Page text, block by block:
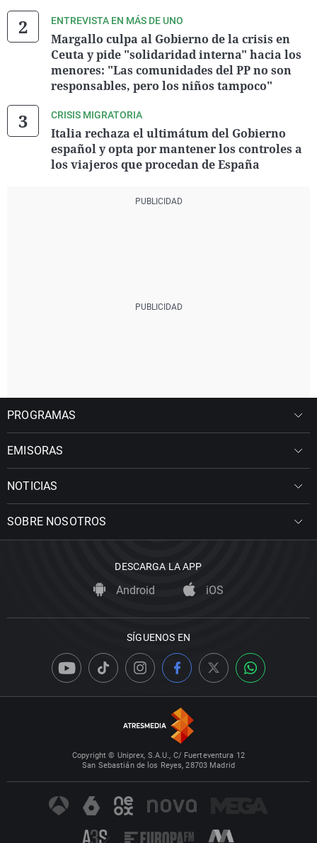
ENTREVISTA EN MÁS DE UNO
Margallo culpa al Gobierno de la crisis en
Ceuta y pide "solidaridad interna" hacia los
menores: "Las comunidades del PP no son
responsables, pero los niños tampoco"
CRISIS MIGRATORIA
Italia rechaza el ultimátum del Gobierno
español y opta por mantener los controles a
los viajeros que procedan de España
PROGRAMAS
EMISORAS
NOTICIAS
SOBRE NOSOTROS
DESCARGA LA APP
Android iOS
SÍGUENOS EN
Copyright © Uniprex, S.A.U., C/ Fuerteventura 12
San Sebastián de los Reyes, 28703 Madrid